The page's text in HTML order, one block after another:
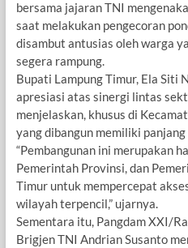
bersama jajaran TNI
saat melakukan pengecoran
disambut antusias oleh warga
segera rampung.
Bupati Lampung Timur, Ela Siti
apresiasi atas sinergi lintas
menjelaskan, khusus di
yang dibangun memiliki
“Pembangunan ini merupakan
Pemerintah Provinsi, dan
Timur untuk mempercepat
wilayah terpencil,” ujarnya.
Sementara itu, Pangdam XXI/
Brigjen TNI Andrian Susanto